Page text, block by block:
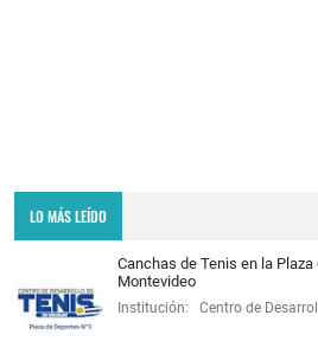
LO MÁS LEÍDO
Canchas de Tenis en la
Montevideo
Institución: Centro de